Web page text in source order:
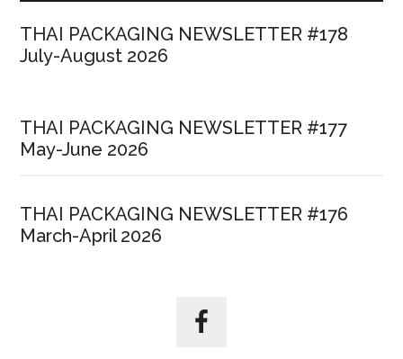
THAI PACKAGING NEWSLETTER #178
July-August 2026
THAI PACKAGING NEWSLETTER #177
May-June 2026
THAI PACKAGING NEWSLETTER #176
March-April 2026